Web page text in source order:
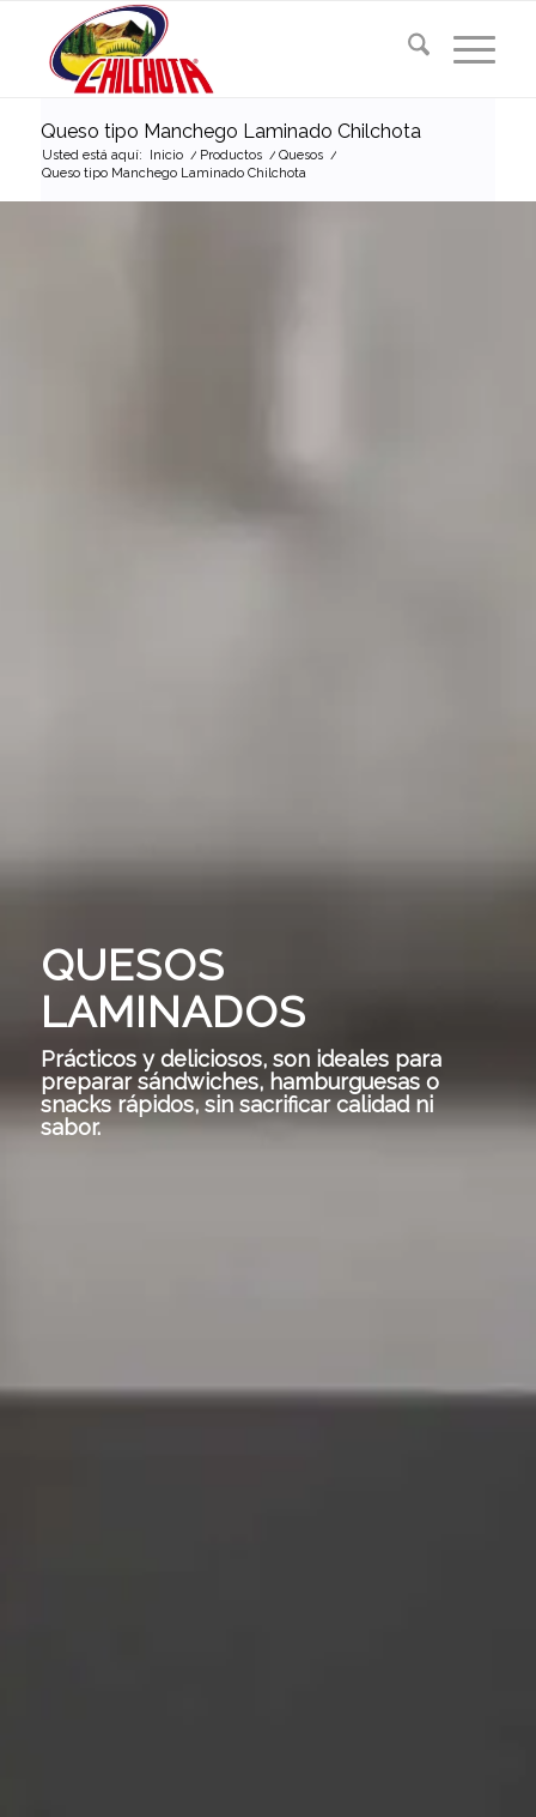
Queso tipo Manchego Laminado Chilchota
Usted está aquí: Inicio / Productos / Quesos /
Queso tipo Manchego Laminado Chilchota
QUESOS
LAMINADOS
Prácticos y deliciosos, son ideales para
preparar sándwiches, hamburguesas o
snacks rápidos, sin sacrificar calidad ni
sabor.